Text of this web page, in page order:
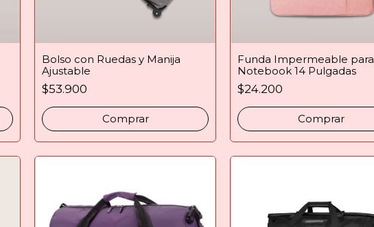
Bolso con Ruedas y Manija
Ajustable
$53.900
Comprar
Funda Impermeable para
Notebook 14 Pulgadas
$24.200
Comprar